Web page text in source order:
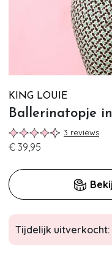
KING LOUIE
Ballerinatopje
3 reviews
€ 39,95
Tijdelijk uitverkocht: